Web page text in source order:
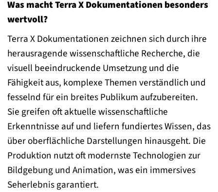
Was macht Terra X Dokumentationen besonders
wertvoll?
Terra X Dokumentationen zeichnen sich durch ihre
herausragende wissenschaftliche Recherche, die
visuell beeindruckende Umsetzung und die
Fähigkeit aus, komplexe Themen verständlich und
fesselnd für ein breites Publikum aufzubereiten.
Sie greifen oft aktuelle wissenschaftliche
Erkenntnisse auf und liefern fundiertes Wissen, das
über oberflächliche Darstellungen hinausgeht. Die
Produktion nutzt oft modernste Technologien zur
Bildgebung und Animation, was ein immersives
Seherlebnis garantiert.